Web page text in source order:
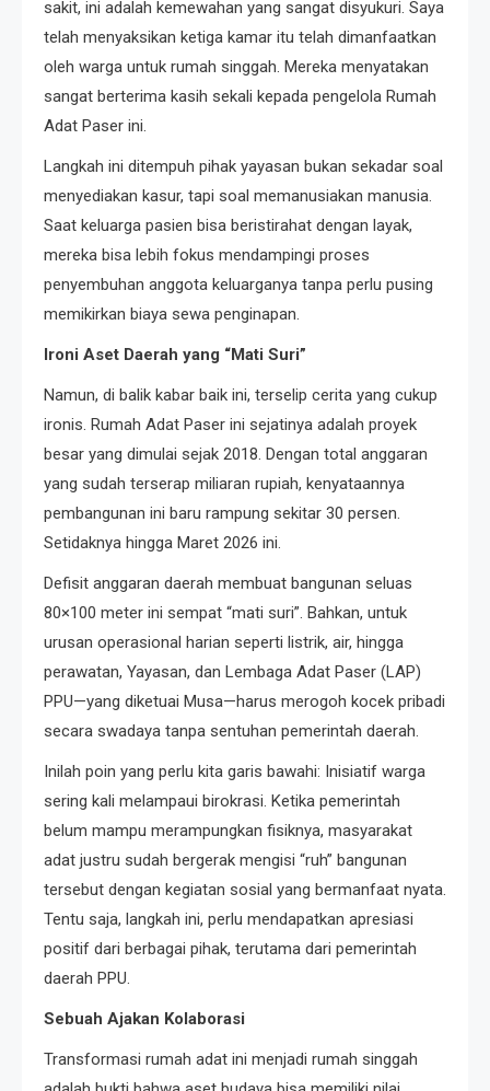
sakit, ini adalah kemewahan yang sangat disyukuri. Saya
telah menyaksikan ketiga kamar itu telah dimanfaatkan
oleh warga untuk rumah singgah. Mereka menyatakan
sangat berterima kasih sekali kepada pengelola Rumah
Adat Paser ini.
Langkah ini ditempuh pihak yayasan bukan sekadar soal
menyediakan kasur, tapi soal memanusiakan manusia.
Saat keluarga pasien bisa beristirahat dengan layak,
mereka bisa lebih fokus mendampingi proses
penyembuhan anggota keluarganya tanpa perlu pusing
memikirkan biaya sewa penginapan.
Ironi Aset Daerah yang “Mati Suri”
Namun, di balik kabar baik ini, terselip cerita yang cukup
ironis. Rumah Adat Paser ini sejatinya adalah proyek
besar yang dimulai sejak 2018. Dengan total anggaran
yang sudah terserap miliaran rupiah, kenyataannya
pembangunan ini baru rampung sekitar 30 persen.
Setidaknya hingga Maret 2026 ini.
Defisit anggaran daerah membuat bangunan seluas
80×100 meter ini sempat “mati suri”. Bahkan, untuk
urusan operasional harian seperti listrik, air, hingga
perawatan, Yayasan, dan Lembaga Adat Paser (LAP)
PPU—yang diketuai Musa—harus merogoh kocek pribadi
secara swadaya tanpa sentuhan pemerintah daerah.
Inilah poin yang perlu kita garis bawahi: Inisiatif warga
sering kali melampaui birokrasi. Ketika pemerintah
belum mampu merampungkan fisiknya, masyarakat
adat justru sudah bergerak mengisi “ruh” bangunan
tersebut dengan kegiatan sosial yang bermanfaat nyata.
Tentu saja, langkah ini, perlu mendapatkan apresiasi
positif dari berbagai pihak, terutama dari pemerintah
daerah PPU.
Sebuah Ajakan Kolaborasi
Transformasi rumah adat ini menjadi rumah singgah